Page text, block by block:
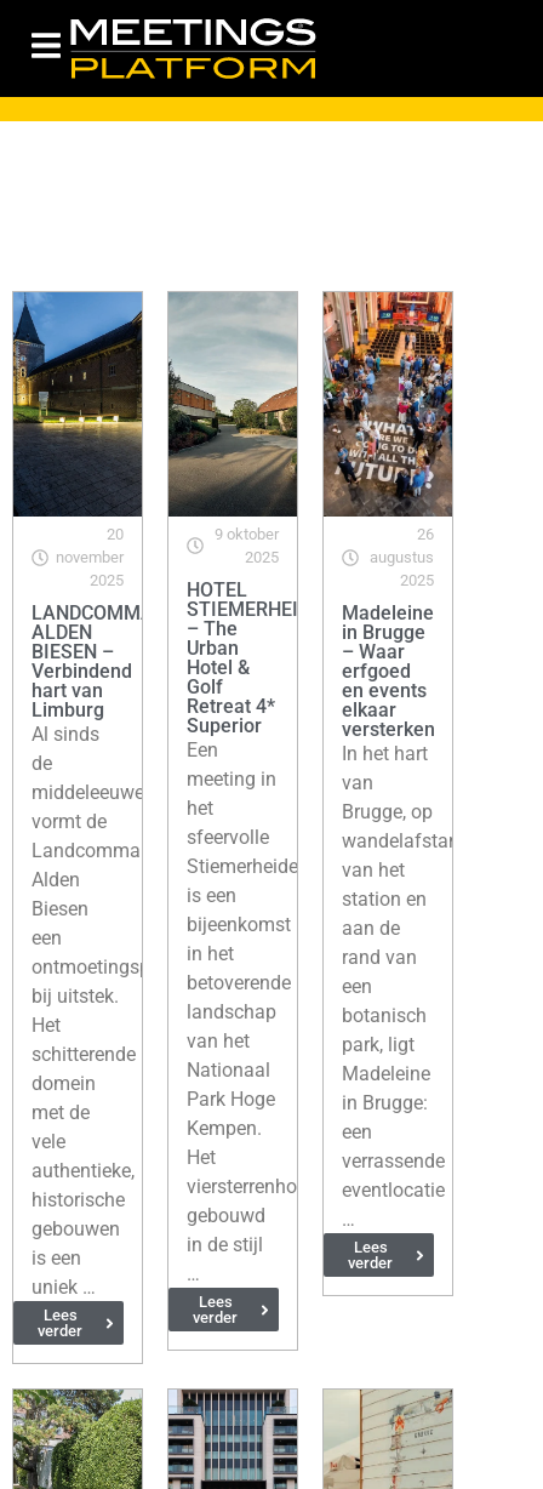
20
november
2025
LANDCOMMANDERIJ
ALDEN
BIESEN –
Verbindend
hart van
Limburg
Al sinds
de
middeleeuwen
vormt de
Landcommanderij
Alden
Biesen
een
ontmoetingsplek
bij uitstek.
Het
schitterende
domein
met de
vele
authentieke,
historische
gebouwen
is een
uniek …
Lees
verder
9 oktober
2025
HOTEL
STIEMERHEIDE
– The
Urban
Hotel &
Golf
Retreat 4*
Superior
Een
meeting in
het
sfeervolle
Stiemerheide
is een
bijeenkomst
in het
betoverende
landschap
van het
Nationaal
Park Hoge
Kempen.
Het
viersterrenhotel,
gebouwd
in de stijl
…
Lees
verder
26
augustus
2025
Madeleine
in Brugge
– Waar
erfgoed
en events
elkaar
versterken
In het hart
van
Brugge, op
wandelafstand
van het
station en
aan de
rand van
een
botanisch
park, ligt
Madeleine
in Brugge:
een
verrassende
eventlocatie
…
Lees
verder